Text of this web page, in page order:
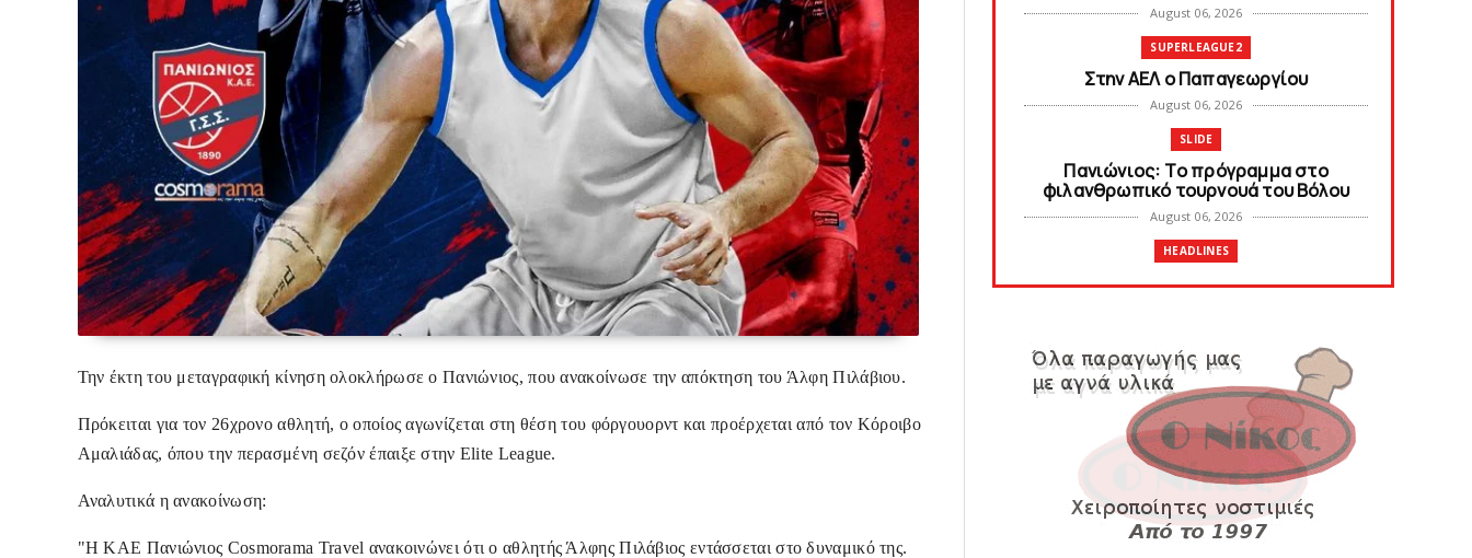
Την έκτη του μεταγραφική κίνηση ολοκλήρωσε ο Πανιώνιος, που ανακοίνωσε την απόκτηση του Άλφη Πιλάβιου.
Πρόκειται για τον 26χρονο αθλητή, ο οποίος αγωνίζεται στη θέση του φόργουορντ και προέρχεται από τον Κόροιβο
Αμαλιάδας, όπου την περασμένη σεζόν έπαιξε στην Elite League.
Αναλυτικά η ανακοίνωση:
"Η ΚΑΕ Πανιώνιος Cosmorama Travel ανακοινώνει ότι ο αθλητής Άλφης Πιλάβιος εντάσσεται στο δυναμικό της.
August 06, 2026
SUPERLEAGUE2
Στην AEΛ ο Παπαγεωργίου
August 06, 2026
SLIDE
Πανιώνιoς: Tο πρόγραμμα στο
φιλανθρωπικό τουρνουά του Bόλου
August 06, 2026
HEADLINES
Πανιώνια Εκπομπή: Eυχαριστούμε και...
HEADLINES
Θλίψη για τον χαμό του Γιώργου
Mαρσέλλου
August 04, 2026
SLIDE
Ξεκινά η ελεύθερη διάθεση των
εισιτηρίων διαρκείας του βόλεϊ...